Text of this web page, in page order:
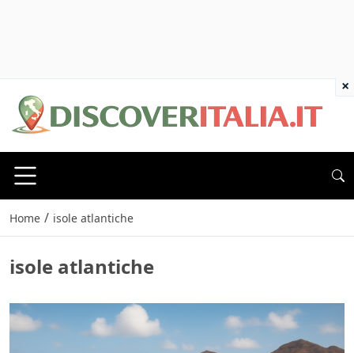
Home / isole atlantiche
isole atlantiche
×